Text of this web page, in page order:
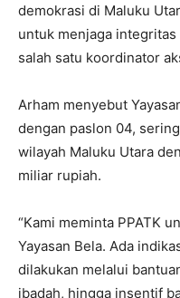
demokrasi di Maluku
untuk menjaga integritas
salah satu koordinator
Arham menyebut
dengan paslon 04,
wilayah Maluku Utara
miliar rupiah.
“Kami meminta PPATK
Yayasan Bela. Ada
dilakukan melalui
ibadah, hingga insentif